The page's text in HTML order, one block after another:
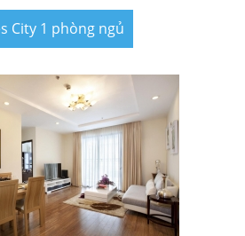
City 1 phòng ngủ